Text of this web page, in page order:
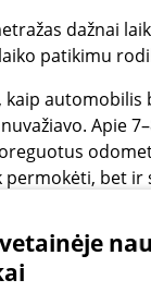
dažnai
patikimu
kaip automobilis
Apie
permokėti, bet ir
– teigia T.
visada